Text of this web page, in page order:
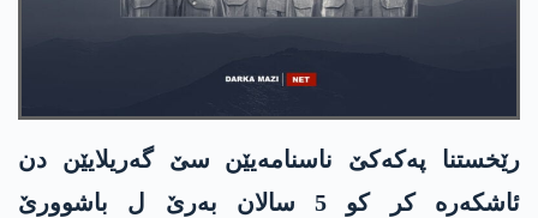
رێخستنا په‌كه‌كێ ناسنامەیێن سێ گەریلایێن دن
ئاشكه‌ره‌ كر كو 5 سالان به‌رێ ل باشوورێ